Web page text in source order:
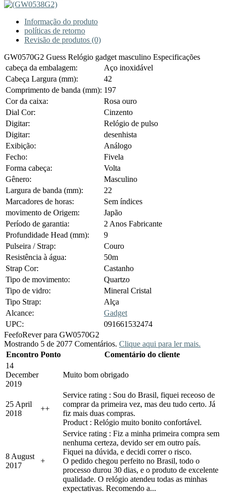
Informação do produto
políticas de retorno
Revisão de produtos (0)
GW0570G2 Guess Relógio gadget masculino Especificações
cabeça da embalagem:
Aço inoxidável
Cabeça Largura (mm):
42
Comprimento de banda (mm): 197
Cor da caixa:
Rosa ouro
Dial Cor:
Cinzento
Digitar:
Relógio de pulso
Digitar:
desenhista
Exibição:
Análogo
Fecho:
Fivela
Forma cabeça:
Volta
Gênero:
Masculino
Largura de banda (mm):
22
Marcadores de horas:
Sem índices
movimento de Origem:
Japão
Período de garantia:
2 Anos Fabricante
Profundidade Head (mm):
9
Pulseira / Strap:
Couro
Resistência à água:
50m
Strap Cor:
Castanho
Tipo de movimento:
Quartzo
Tipo de vidro:
Mineral Cristal
Tipo Strap:
Alça
Alcance:
Gadget
UPC:
091661532474
FeefoRever para GW0570G2
Mostrando 5 de 2077 Comentários. Clique aqui para ler mais.
Encontro Ponto
Comentário do cliente
14
December
2019
Muito bom obrigado
25 April
2018
++
Service rating : Sou do Brasil, fiquei receoso de
comprar da primeira vez, mas deu tudo certo. Já
fiz mais duas compras.
Product : Relógio muito bonito confortável.
8 August
2017
+
Service rating : Fiz a minha primeira compra sem
nenhuma certeza, devido ser em outro país.
Fiquei na dúvida, e decidi correr o risco.
O pedido chegou perfeito no Brasil, todo o
processo durou 30 dias, e o produto de excelente
qualidade. O relógio atendeu todas as minhas
expectativas. Recomendo a...